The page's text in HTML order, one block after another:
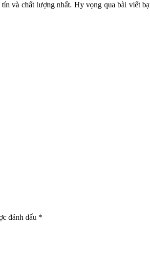
và chất lượng nhất. Hy vọng qua bài viết
đánh dấu *